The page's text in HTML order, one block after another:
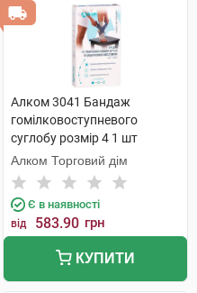
Алком 3041 Бандаж
гомілковоступневого
суглобу розмір 4 1 шт
Алком Торговий дім
Є в наявності
від 583.90 грн
КУПИТИ